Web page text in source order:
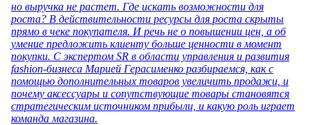
но выручка не растет. Где искать возможности для
роста? В действительности ресурсы для роста скрыты
прямо в чеке покупателя. И речь не о повышении цен, а об
умение предложить клиенту больше ценности в момент
покупки. С экспертом SR в области управления и развития
fashion-бизнеса Марией Герасименко разбираемся, как с
помощью дополнительных товаров увеличить продажи, и
почему аксессуары и сопутствующие товары становятся
стратегическим источником прибыли, и какую роль играет
команда магазина.